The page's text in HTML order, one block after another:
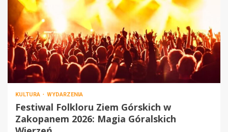
KULTURA WYDARZENIA
Festiwal Folkloru Ziem Górskich w
Zakopanem 2026: Magia Góralskich